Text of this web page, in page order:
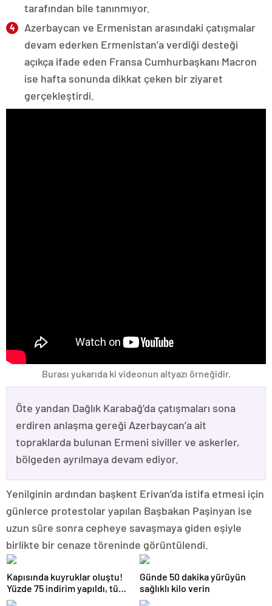
tarafından bile tanınmıyor.
Azerbaycan ve Ermenistan arasındaki çatışmalar
devam ederken Ermenistan’a verdiği desteği
açıkça ifade eden Fransa Cumhurbaşkanı Macron
ise hafta sonunda dikkat çeken bir ziyaret
gerçekleştirdi.
Burası yukarıda ki videonun altyazı örneğidir.
Öte yandan Dağlık Karabağ’da çatışmaları sona
erdiren anlaşma gereği Azerbaycan’a ait
topraklarda bulunan Ermeni siviller ve askerler,
bölgeden ayrılmaya devam ediyor.
Yenilginin ardından başkent Erivan’da istifa etmesi için
günlerce protestolar yapılan Başbakan Paşinyan ise
uzun süre sonra cepheye savaşmaya giden eşiyle
birlikte bir cenaze töreninde görüntülendi.
Kapısında kuyruklar oluştu!
Yüzde 75 indirim yapıldı, tüm
ürünler kapış kapış gitti
Günde 50 dakika yürüyün
sağlıklı kilo verin